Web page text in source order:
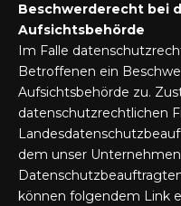
Beschwerderecht bei
Aufsichtsbehörde
Im Falle
Betroffenen ein
Aufsichtsbehörde zu.
datenschutzrechtlichen
dem unser
können folgendem Link